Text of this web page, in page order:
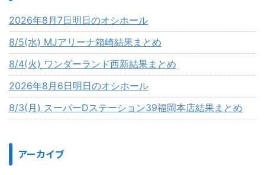
2026年8月7日明日のオシホール
8/5(水) MJアリーナ箱崎結果まとめ
8/4(火) ワンダーランド西新結果まとめ
2026年8月6日明日のオシホール
8/3(月) スーパーDステーション39福岡本店結果まとめ
アーカイブ